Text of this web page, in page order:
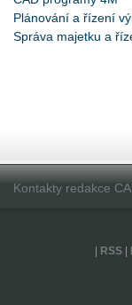
Plánování a řízení
Správa majetku a
Kontakty redakce
RSS|